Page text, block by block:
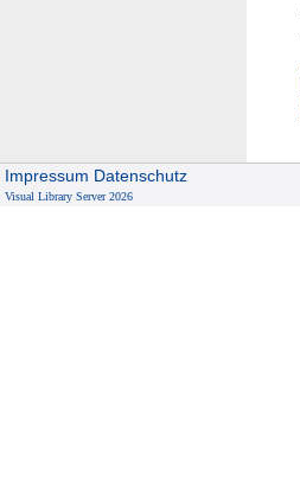
Impressum Datenschutz
Visual Library Server 2026